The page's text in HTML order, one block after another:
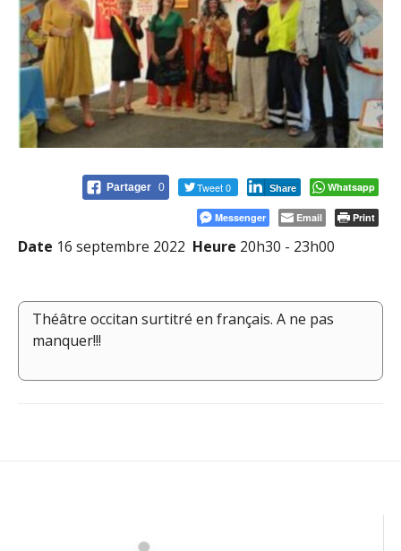
Partager 0 Tweet 0 Share Whatsapp
Messenger Email Print
Date 16 septembre 2022 Heure 20h30 - 23h00
Théâtre occitan surtitré en français. A ne pas
manquer!!!